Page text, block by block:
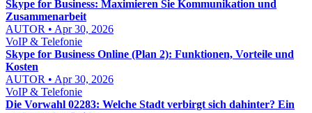
Skype for Business: Maximieren Sie Kommunikation und
Zusammenarbeit
AUTOR • Apr 30, 2026
VoIP & Telefonie
Skype for Business Online (Plan 2): Funktionen, Vorteile und
Kosten
AUTOR • Apr 30, 2026
VoIP & Telefonie
Die Vorwahl 02283: Welche Stadt verbirgt sich dahinter? Ein